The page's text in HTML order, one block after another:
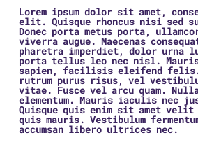
Lorem ipsum dolor sit amet,
elit. Quisque rhoncus nisi sed
Donec porta metus porta,
viverra augue. Maecenas
pharetra imperdiet, dolor urna
porta tellus leo nec nisl.
sapien, facilisis eleifend felis.
rutrum purus risus, vel vestibulum
vitae. Fusce vel arcu quam.
elementum. Mauris iaculis nec
Quisque quis enim sit amet velit
quis mauris. Vestibulum
accumsan libero ultrices nec.